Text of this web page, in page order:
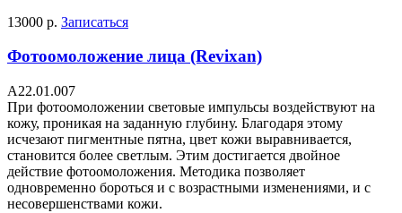
13000 р. Записаться
Фотоомоложение лица (Revixan)
А22.01.007
При фотоомоложении световые импульсы воздействуют на
кожу, проникая на заданную глубину. Благодаря этому
исчезают пигментные пятна, цвет кожи выравнивается,
становится более светлым. Этим достигается двойное
действие фотоомоложения. Методика позволяет
одновременно бороться и с возрастными изменениями, и с
несовершенствами кожи.